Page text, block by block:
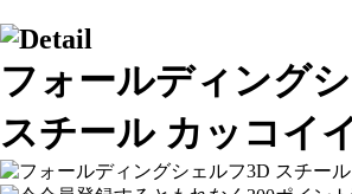
フォールディング
スチール カッコイ